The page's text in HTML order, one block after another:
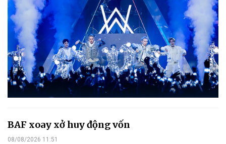
BAF xoay xở huy động vốn
08/08/2026 11:51